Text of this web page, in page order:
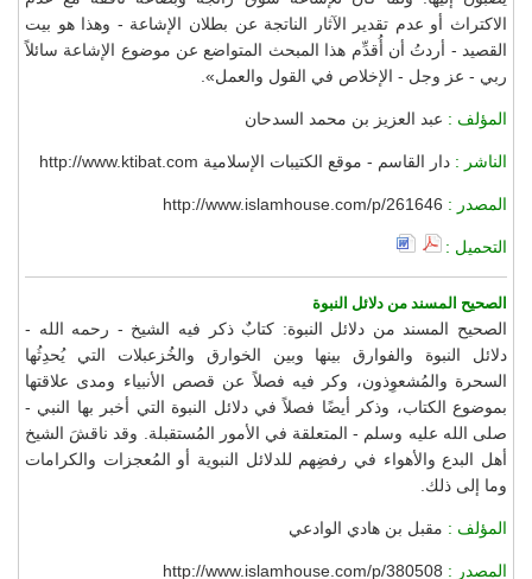
الاكتراث أو عدم تقدير الآثار الناتجة عن بطلان الإشاعة - وهذا هو بيت
القصيد - أردتُ أن أُقدِّم هذا المبحث المتواضع عن موضوع الإشاعة سائلاً
ربي - عز وجل - الإخلاص في القول والعمل».
المؤلف : عبد العزيز بن محمد السدحان
الناشر : دار القاسم - موقع الكتيبات الإسلامية http://www.ktibat.com
المصدر : http://www.islamhouse.com/p/261646
التحميل :
الصحيح المسند من دلائل النبوة
الصحيح المسند من دلائل النبوة: كتابٌ ذكر فيه الشيخ - رحمه الله -
دلائل النبوة والفوارق بينها وبين الخوارق والخُزعبلات التي يُحدِثُها
السحرة والمُشعوِذون، وكر فيه فصلاً عن قصص الأنبياء ومدى علاقتها
بموضوع الكتاب، وذكر أيضًا فصلاً في دلائل النبوة التي أخبر بها النبي -
صلى الله عليه وسلم - المتعلقة في الأمور المُستقبلة. وقد ناقشَ الشيخ
أهل البدع والأهواء في رفضِهم للدلائل النبوية أو المُعجزات والكرامات
وما إلى ذلك.
المؤلف : مقبل بن هادي الوادعي
المصدر : http://www.islamhouse.com/p/380508